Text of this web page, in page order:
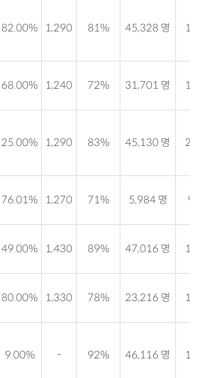
82.00% 1,290 81% 45,328 명 17
68.00% 1,240 72% 31,701 명 17
25.00% 1,290 83% 45,130 명 22
76.01% 1,270 71% 5,984 명 9
49.00% 1,430 89% 47,016 명 17
80.00% 1,330 78% 23,216 명 10
9.00% - 92% 46,116 명 18